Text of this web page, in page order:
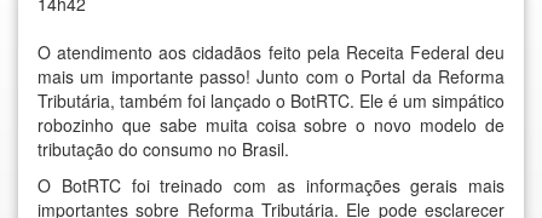
O atendimento aos cidadãos feito pela Receita Federal deu
mais um importante passo! Junto com o Portal da Reforma
Tributária, também foi lançado o BotRTC. Ele é um simpático
robozinho que sabe muita coisa sobre o novo modelo de
tributação do consumo no Brasil.
O BotRTC foi treinado com as informações gerais mais
importantes sobre Reforma Tributária. Ele pode esclarecer